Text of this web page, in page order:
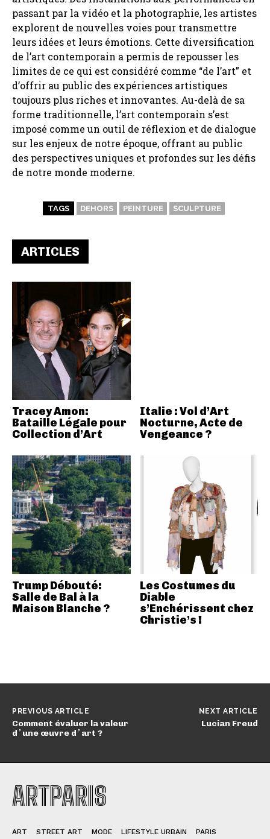
passant par la vidéo et la photographie, les artistes
explorent de nouvelles voies pour transmettre
leurs idées et leurs émotions. Cette diversification
de l’art contemporain a permis de repousser les
limites de ce qui est considéré comme “de l’art” et
d’offrir au public des expériences artistiques
toujours plus riches et innovantes. Au-delà de sa
forme traditionnelle, l’art contemporain s’est
imposé comme un outil de réflexion et de dialogue
sur les enjeux de notre époque, offrant au public
des perspectives uniques et profondes sur les défis
de notre monde moderne.
TAGS DEHORS PEINTURE SCULPTURE
ARTICLES
Tracey Amon:
Bataille Légale pour
Collection d’Art
Italie : Vol d’Art
Nocturne, Acte de
Vengeance ?
Trump Débouté:
Salle de Bal à la
Maison Blanche ?
Les Costumes du
Diable
s’Enchérissent chez
Christie’s !
PREVIOUS ARTICLE
Comment évaluer la valeur
dʼune œuvre dʼart ?
NEXT ARTICLE
Lucian Freud
ARTPARIS
ART STREET ART MODE LIFESTYLE URBAIN PARIS